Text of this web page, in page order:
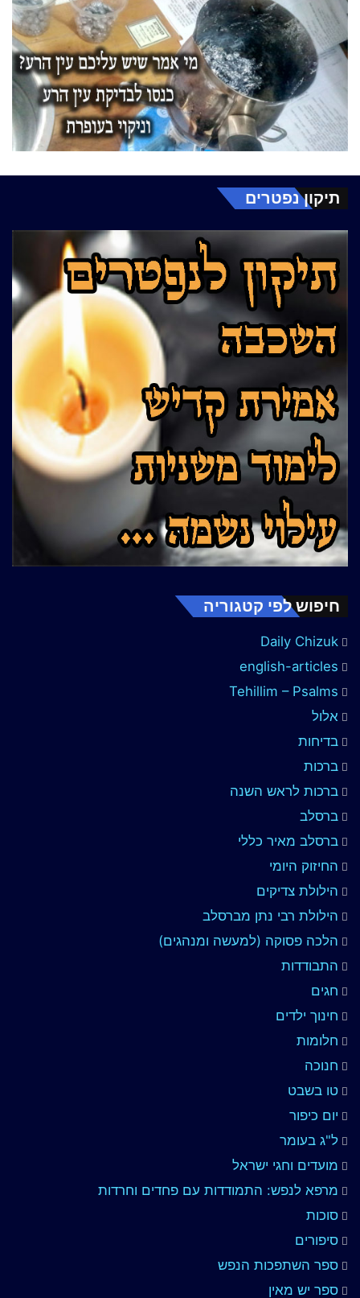
תיקון נפטרים
חיפוש לפי קטגוריה
Daily Chizuk
english-articles
Tehillim – Psalms
אלול
בדיחות
ברכות
ברכות לראש השנה
ברסלב
ברסלב מאיר כללי
החיזוק היומי
הילולת צדיקים
הילולת רבי נתן מברסלב
הלכה פסוקה (למעשה ומנהגים)
התבודדות
חגים
חינוך ילדים
חלומות
חנוכה
טו בשבט
יום כיפור
ל"ג בעומר
מועדים וחגי ישראל
מרפא לנפש: התמודדות עם פחדים וחרדות
סוכות
סיפורים
ספר השתפכות הנפש
ספר יש מאין